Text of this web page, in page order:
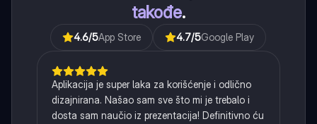
takođe.
4.6/5App Store 4.7/5Google Play
Aplikacija je super laka za korišćenje i odlično
dizajnirana. Našao sam sve što mi je trebalo i
dosta sam naučio iz prezentacija! Definitivno ću